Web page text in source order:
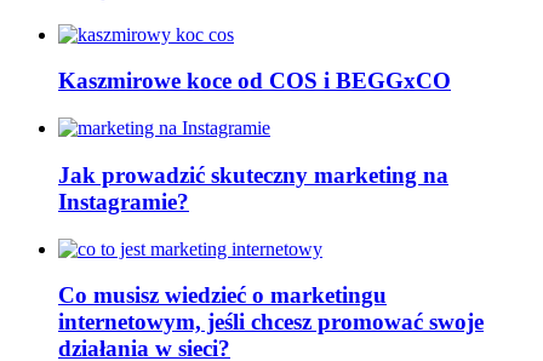
Kaszmirowe koce od COS i BEGGxCO
Jak prowadzić skuteczny marketing na
Instagramie?
Co musisz wiedzieć o marketingu
internetowym, jeśli chcesz promować swoje
działania w sieci?